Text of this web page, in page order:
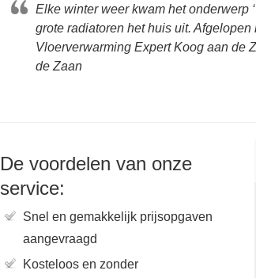
Elke winter weer kwam het onderwerp
grote radiatoren het huis uit.
Vloerverwarming Expert Koog aan de
de Zaan
De voordelen van onze
service:
Snel en gemakkelijk prijsopgaven
aangevraagd
Kosteloos en zonder